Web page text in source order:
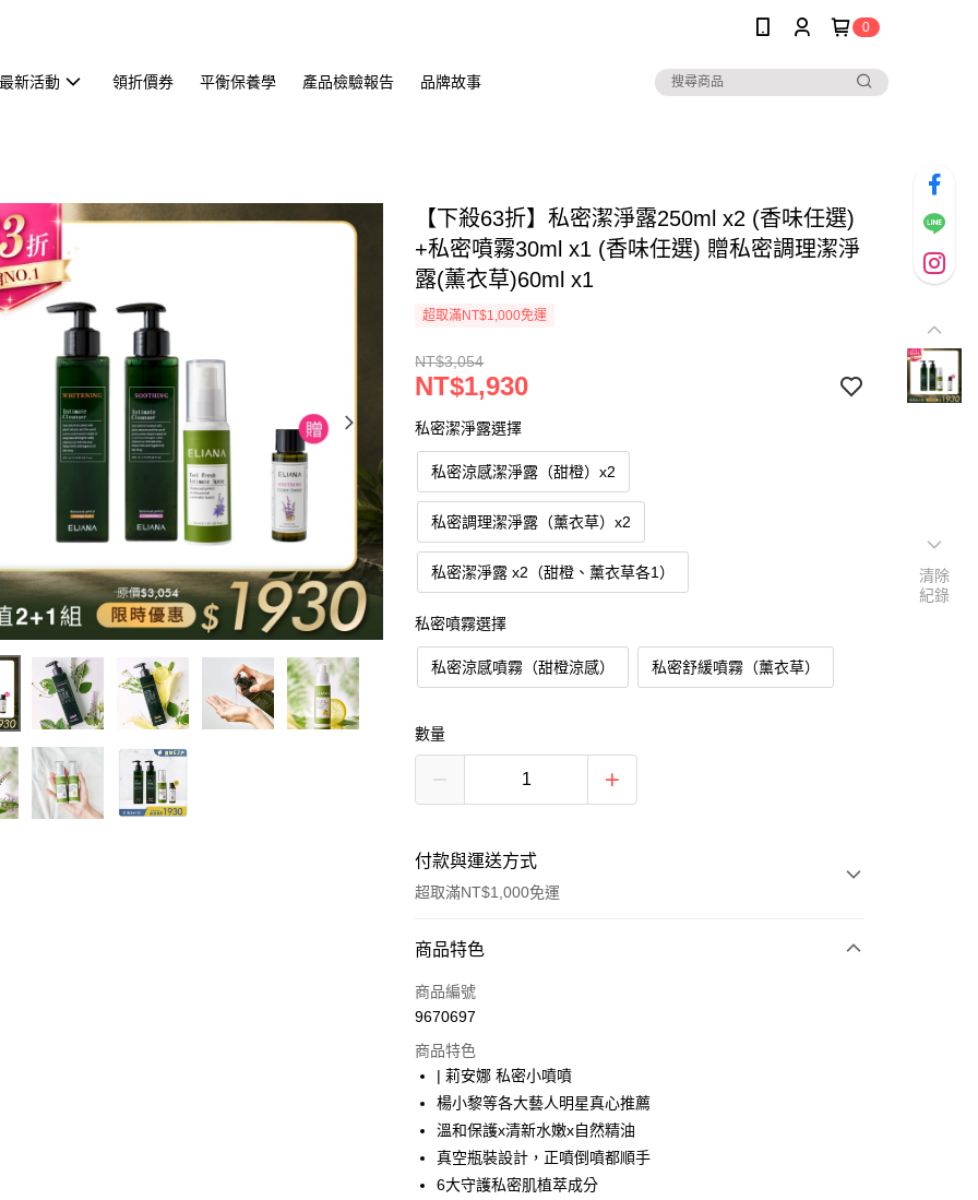
0
新活動 領折價券 平衡保養學 產品檢驗報告 品牌故事
【下殺63折】私密潔淨露250ml x2 (香味任選)
+私密噴霧30ml x1 (香味任選) 贈私密調理潔淨
露(薰衣草)60ml x1
超取滿NT$1,000免運
NT$3,054
NT$1,930
私密潔淨露選擇
私密涼感潔淨露（甜橙）x2
私密調理潔淨露（薰衣草）x2
私密潔淨露 x2（甜橙、薰衣草各1）
私密噴霧選擇
私密涼感噴霧（甜橙涼感） 私密舒緩噴霧（薰衣草）
數量
付款與運送方式
超取滿NT$1,000免運
付款方式
信用卡一次付款
LINE Pay
Apple Pay
街口支付
悠遊付
商品特色
商品編號
9670697
商品特色
| 莉安娜 私密小噴噴
楊小黎等各大藝人明星真心推薦
溫和保護x清新水嫩x自然精油
真空瓶裝設計，正噴倒噴都順手
6大守護私密肌植萃成分
清除
紀錄